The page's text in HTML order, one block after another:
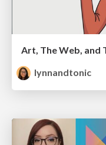
Art, The Web, and
lynnandtonic